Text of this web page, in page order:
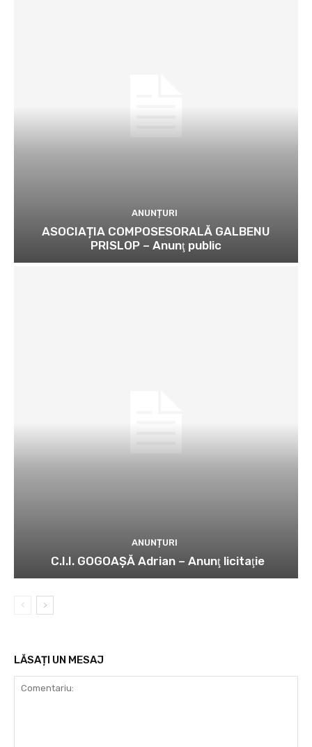
ANUNȚURI
ASOCIAȚIA COMPOSESORALĂ GALBENU
PRISLOP – Anunţ public
ANUNȚURI
C.I.I. GOGOAŞĂ Adrian – Anunţ licitaţie
LĂSAȚI UN MESAJ